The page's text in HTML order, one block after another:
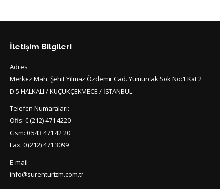
İletişim Bilgileri
Adres:
Merkez Mah. Şehit Yılmaz Özdemir Cad. Yumurcak Sok No:1 Kat 2
D:5 HALKALI / KÜÇÜKÇEKMECE / İSTANBUL
Telefon Numaraları:
Ofis: 0 (212) 471 4220
Gsm: 0 543 471 42 20
Fax: 0 (212) 471 3099
E-mail:
info@surenturizm.com.tr